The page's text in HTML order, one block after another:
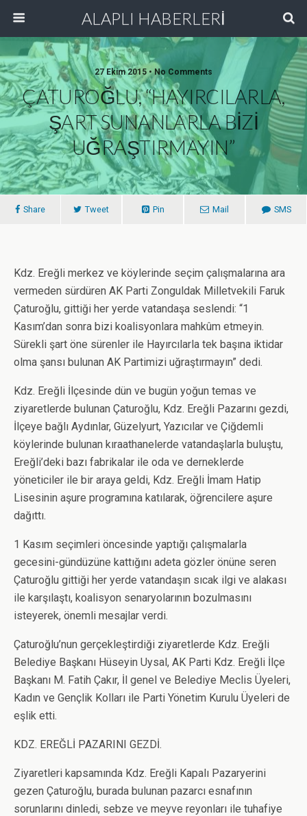
ALAPLI HABERLERİ
27 Ekim 2015 • No Comments
ÇATUROĞLU, “HAYIRCILARLA,
ŞART SUNANLARLA BİZİ
UĞRAŞTIRMAYIN”
Share Tweet Pin Mail SMS
Kdz. Ereğli merkez ve köylerinde seçim çalışmalarına ara
vermeden sürdüren AK Parti Zonguldak Milletvekili Faruk
Çaturoğlu, gittiği her yerde vatandaşa seslendi: “1
Kasım’dan sonra bizi koalisyonlara mahkûm etmeyin.
Sürekli şart öne sürenler ile Hayırcılarla tek başına iktidar
olma şansı bulunan AK Partimizi uğraştırmayın” dedi.
Kdz. Ereğli İlçesinde dün ve bugün yoğun temas ve
ziyaretlerde bulunan Çaturoğlu, Kdz. Ereğli Pazarını gezdi,
İlçeye bağlı Aydınlar, Güzelyurt, Yazıcılar ve Çiğdemli
köylerinde bulunan kıraathanelerde vatandaşlarla buluştu,
Ereğli’deki bazı fabrikalar ile oda ve derneklerde
yöneticiler ile bir araya geldi, Kdz. Ereğli İmam Hatip
Lisesinin aşure programına katılarak, öğrencilere aşure
dağıttı.
1 Kasım seçimleri öncesinde yaptığı çalışmalarla
gecesini-gündüzüne kattığını adeta gözler önüne seren
Çaturoğlu gittiği her yerde vatandaşın sıcak ilgi ve alakası
ile karşılaştı, koalisyon senaryolarının bozulmasını
isteyerek, önemli mesajlar verdi.
Çaturoğlu’nun gerçekleştirdiği ziyaretlerde Kdz. Ereğli
Belediye Başkanı Hüseyin Uysal, AK Parti Kdz. Ereğli İlçe
Başkanı M. Fatih Çakır, İl genel ve Belediye Meclis Üyeleri,
Kadın ve Gençlik Kolları ile Parti Yönetim Kurulu Üyeleri de
eşlik etti.
KDZ. EREĞLİ PAZARINI GEZDİ.
Ziyaretleri kapsamında Kdz. Ereğli Kapalı Pazaryerini
gezen Çaturoğlu, burada bulunan pazarcı esnafının
sorunlarını dinledi, sebze ve meyve reyonları ile tuhafiye